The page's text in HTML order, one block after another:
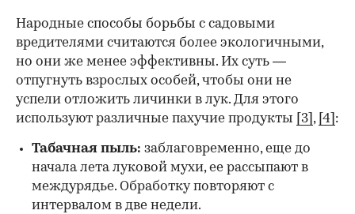
Народные способы борьбы с садовыми
вредителями считаются более экологичными,
но они же менее эффективны. Их суть —
отпугнуть взрослых особей, чтобы они не
успели отложить личинки в лук. Для этого
используют различные пахучие продукты
[3] , [4] :
Табачная пыль: заблаговременно, еще до
начала лета луковой мухи, ее рассыпают в
междурядье. Обработку повторяют с
интервалом в две недели.